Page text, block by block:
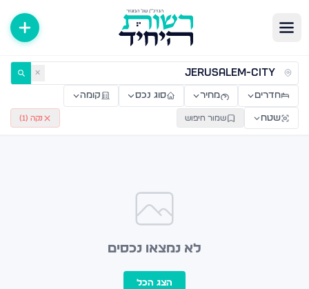
דירות למכירה ולהשכרה — רשות היחיד ✕
חדרים מחיר סוג נכס קומה
שטח שמור חיפוש נקה ( 1
)
לא נמצאו נכסים
הצג הכל